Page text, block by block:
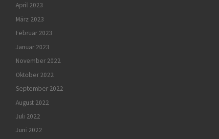
April 2023
März 2023
Februar 2023
Januar 2023
November 2022
Oktober 2022
September 2022
August 2022
Juli 2022
Juni 2022